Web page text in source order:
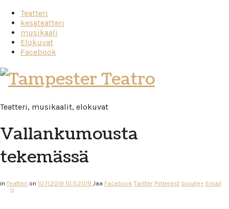
Teatteri
kesäteatteri
musikaali
Elokuvat
Facebook
Tampester
Teatro
Teatteri, musikaalit, elokuvat
Vallankumousta
tekemässä
inTeatteri on 10.11.2019 10.11.2019 Jaa Facebook Twitter Pinterest Google+ Email
0